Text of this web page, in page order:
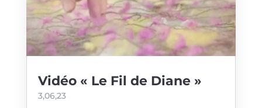
Vidéo « Le Fil de Diane »
3,06,23